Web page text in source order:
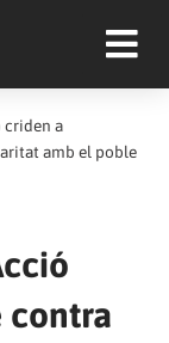
criden a
amb el poble
contra